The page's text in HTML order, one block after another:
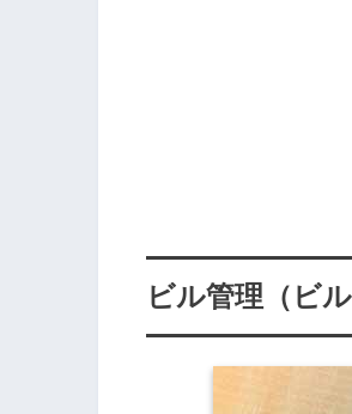
ビル管理（ビ